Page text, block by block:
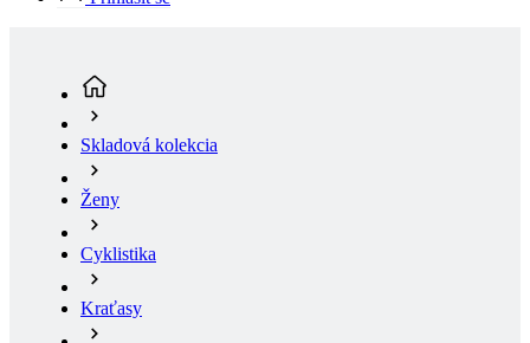
Ženy
Cyklistika
Kraťasy
Dámské cyklistické kraťasy | DISCOVER Z2 Black |
Velikost: 2